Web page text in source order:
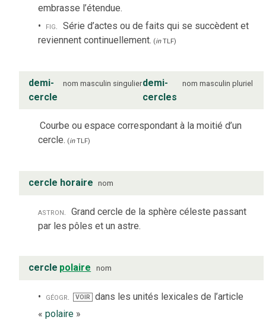
embrasse l’étendue.
fig. Série d’actes ou de faits qui se succèdent et
reviennent continuellement. (inTLF)
demi-
cercle
nom masculin singulierdemi-
cercles
nom masculin pluriel
Courbe ou espace correspondant à la moitié d’un
cercle. (inTLF)
cercle horaire nom
astron. Grand cercle de la sphère céleste passant
par les pôles et un astre.
cercle polaire nom
géogr. VOIR dans les unités lexicales de l’article
« polaire »